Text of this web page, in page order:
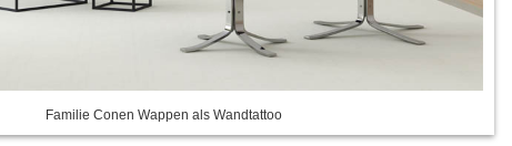
Familie Conen Wappen als Wandtattoo